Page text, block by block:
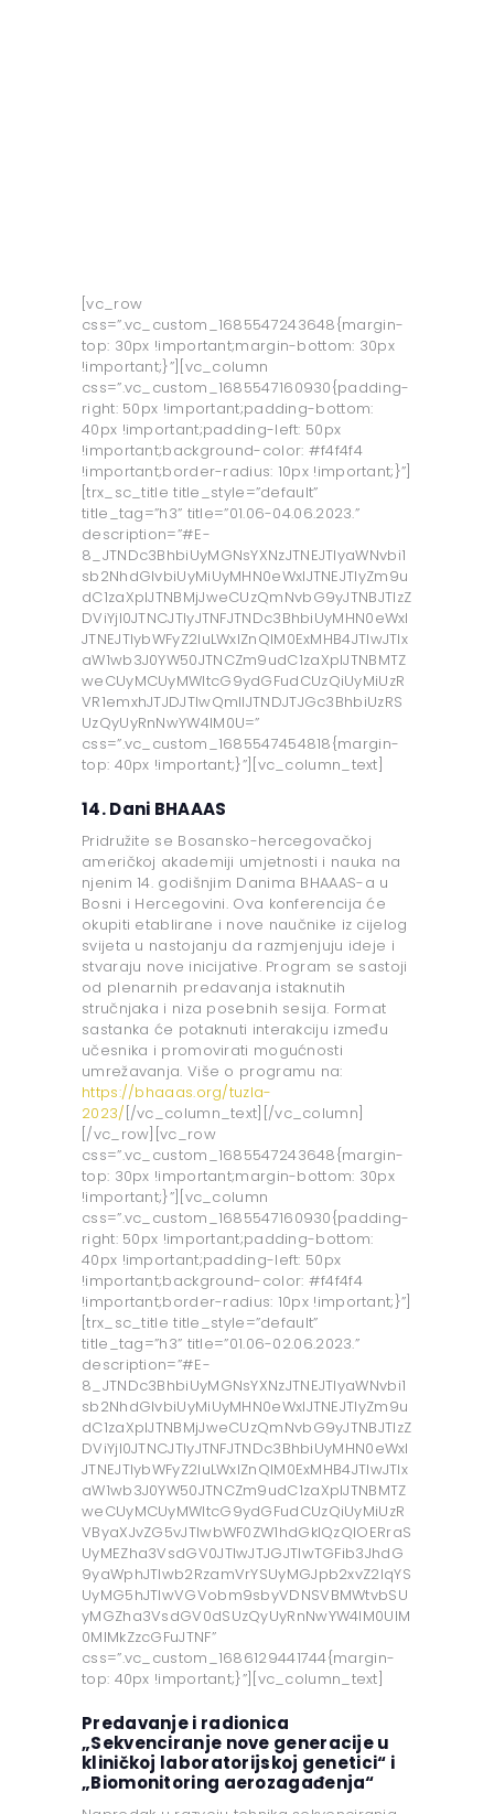
[vc_row
css=”.vc_custom_1685547243648{margin-
top: 30px !important;margin-bottom: 30px
!important;}”][vc_column
css=”.vc_custom_1685547160930{padding-
right: 50px !important;padding-bottom:
40px !important;padding-left: 50px
!important;background-color: #f4f4f4
!important;border-radius: 10px !important;}”]
[trx_sc_title title_style=”default”
title_tag=”h3” title=”01.06-04.06.2023.”
description=”#E-
8_JTNDc3BhbiUyMGNsYXNzJTNEJTIyaWNvbi1
sb2NhdGlvbiUyMiUyMHN0eWxlJTNEJTIyZm9u
dC1zaXplJTNBMjJweCUzQmNvbG9yJTNBJTIzZ
DViYjI0JTNCJTIyJTNFJTNDc3BhbiUyMHN0eWxl
JTNEJTIybWFyZ2luLWxlZnQlM0ExMHB4JTIwJTIx
aW1wb3J0YW50JTNCZm9udC1zaXplJTNBMTZ
weCUyMCUyMWltcG9ydGFudCUzQiUyMiUzR
VR1emxhJTJDJTIwQmlIJTNDJTJGc3BhbiUzRS
UzQyUyRnNwYW4lM0U=”
css=”.vc_custom_1685547454818{margin-
top: 40px !important;}”][vc_column_text]
14. Dani BHAAAS
Pridružite se Bosansko-hercegovačkoj
američkoj akademiji umjetnosti i nauka na
njenim 14. godišnjim Danima BHAAAS-a u
Bosni i Hercegovini. Ova konferencija će
okupiti etablirane i nove naučnike iz cijelog
svijeta u nastojanju da razmjenjuju ideje i
stvaraju nove inicijative. Program se sastoji
od plenarnih predavanja istaknutih
stručnjaka i niza posebnih sesija. Format
sastanka će potaknuti interakciju između
učesnika i promovirati mogućnosti
umrežavanja. Više o programu na:
https://bhaaas.org/tuzla-
2023/ [/vc_column_text][/vc_column]
[/vc_row][vc_row
css=”.vc_custom_1685547243648{margin-
top: 30px !important;margin-bottom: 30px
!important;}”][vc_column
css=”.vc_custom_1685547160930{padding-
right: 50px !important;padding-bottom:
40px !important;padding-left: 50px
!important;background-color: #f4f4f4
!important;border-radius: 10px !important;}”]
[trx_sc_title title_style=”default”
title_tag=”h3” title=”01.06-02.06.2023.”
description=”#E-
8_JTNDc3BhbiUyMGNsYXNzJTNEJTIyaWNvbi1
sb2NhdGlvbiUyMiUyMHN0eWxlJTNEJTIyZm9u
dC1zaXplJTNBMjJweCUzQmNvbG9yJTNBJTIzZ
DViYjI0JTNCJTIyJTNFJTNDc3BhbiUyMHN0eWxl
JTNEJTIybWFyZ2luLWxlZnQlM0ExMHB4JTIwJTIx
aW1wb3J0YW50JTNCZm9udC1zaXplJTNBMTZ
weCUyMCUyMWltcG9ydGFudCUzQiUyMiUzR
VByaXJvZG5vJTIwbWF0ZW1hdGklQzQlOERraS
UyMEZha3VsdGV0JTIwJTJGJTIwTGFib3JhdG
9yaWphJTIwb2RzamVrYSUyMGJpb2xvZ2lqYS
UyMG5hJTIwVGVobm9sbyVDNSVBMWtvbSU
yMGZha3VsdGV0dSUzQyUyRnNwYW4lM0UlM
0MlMkZzcGFuJTNF”
css=”.vc_custom_1686129441744{margin-
top: 40px !important;}”][vc_column_text]
Predavanje i radionica
„Sekvenciranje nove generacije u
kliničkoj laboratorijskoj genetici“ i
„Biomonitoring aerozagađenja“